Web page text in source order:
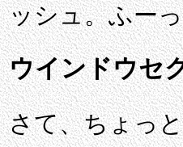
ッシュ。ふー
ウインドウセ
さて、ちょっ